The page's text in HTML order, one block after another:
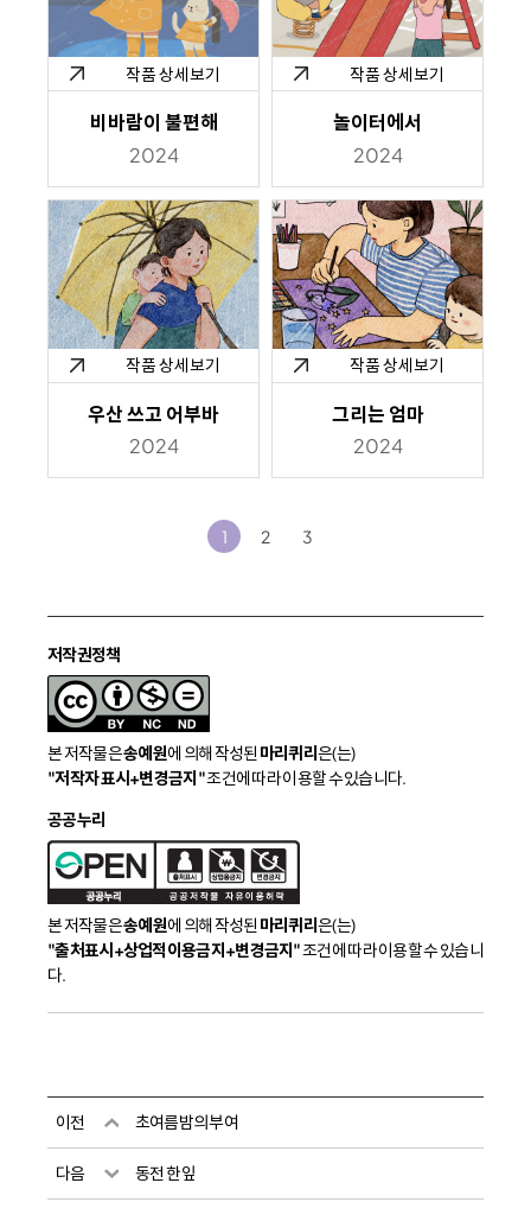
작품 상세보기
비바람이 불편해
2024
작품 상세보기
놀이터에서
2024
작품 상세보기
우산 쓰고 어부바
2024
작품 상세보기
그리는 엄마
2024
1 2 3
저작권정책
본 저작물은송예원에 의해 작성된 마리퀴리은(는)
"저작자 표시+변경금지"조건에 따라 이용할 수 있습니다.
공공누리
본 저작물은송예원에 의해 작성된 마리퀴리은(는)
"출처표시+상업적이용금지+변경금지"조건에 따라 이용할 수 있습니
다.
이전 초여름밤의 부여
다음 동전 한 잎